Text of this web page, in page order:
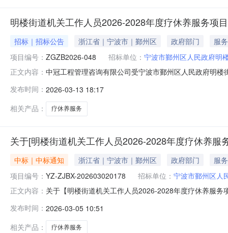
明楼街道机关工作人员2026-2028年度疗休养服务项
招标｜招标公告 浙江省｜宁波市｜鄞州区 政府部门
服务
项目编号： ZGZB2026-048 招标单位： 宁波市鄞州区人民政府明
正文内容： 中冠工程管理咨询有限公司受宁波市鄞州区人民政府明
五、招标项目概况：序号招标内容服务期限中标家数预
发布时间： 2026-03-13 18:17
相关产品：
疗休养服务
关于[明楼街道机关工作人员2026-2028年度疗休养服
中标｜中标通知 浙江省｜宁波市｜鄞州区 政府部门
服务
项目编号： YZ-ZJBX-202603020178 招标单位： 宁波市鄞州区人
正文内容： 关于【明楼街道机关工作人员2026-2028年度疗休养服
项目总预算：19.8万元采购项目名称：明楼街道机关工
发布时间： 2026-03-05 10:51
相关产品：
疗休养服务